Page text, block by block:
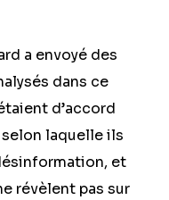
a envoyé des
dans ce
d’accord
selon laquelle ils
et
révèlent pas sur